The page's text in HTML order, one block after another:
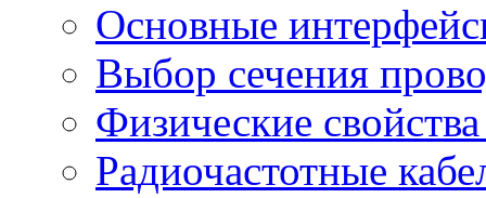
Основные
Выбор сечения
Физические
Радиочастотные